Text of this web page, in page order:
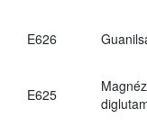
E626
E625